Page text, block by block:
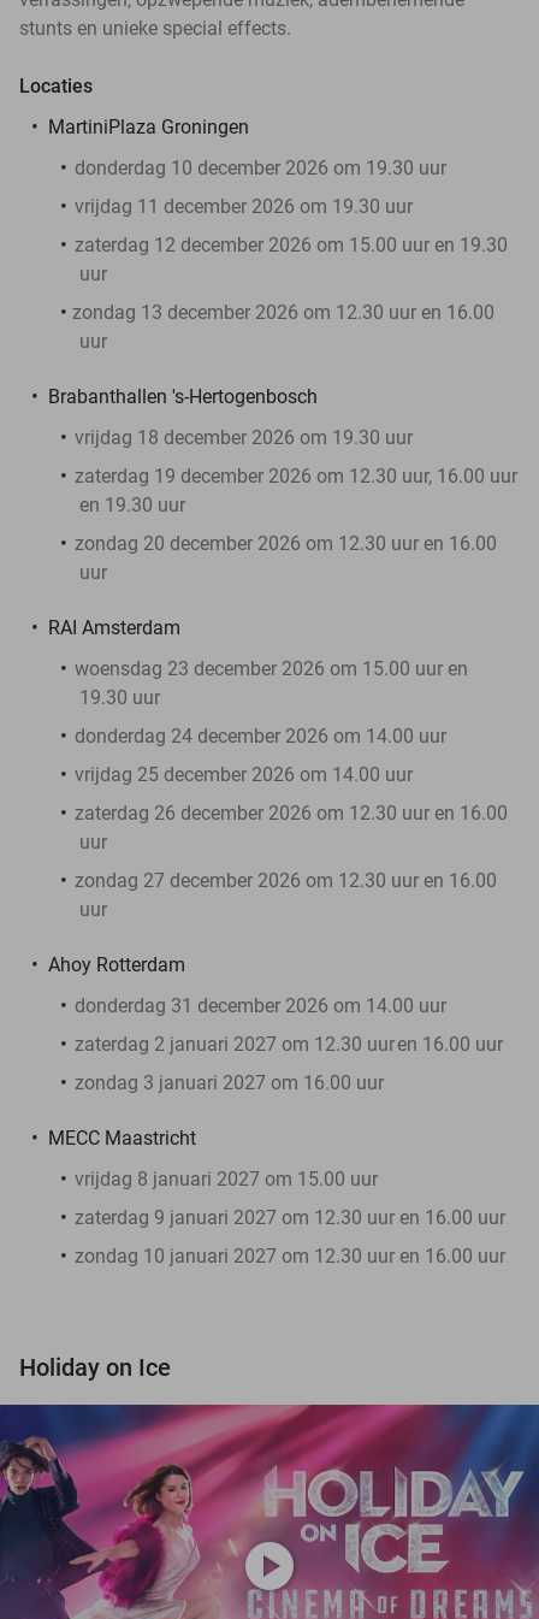
stunts en unieke special effects.
Locaties
MartiniPlaza Groningen
donderdag 10 december 2026 om 19.30 uur
vrijdag 11 december 2026 om 19.30 uur
zaterdag 12 december 2026 om 15.00 uur en 19.30
uur
zondag 13 december 2026 om 12.30 uur en 16.00
uur
Brabanthallen 's-Hertogenbosch
vrijdag 18 december 2026 om 19.30 uur
zaterdag 19 december 2026 om 12.30 uur, 16.00 uur
en 19.30 uur
zondag 20 december 2026 om 12.30 uur en 16.00
uur
RAI Amsterdam
woensdag 23 december 2026 om 15.00 uur en
19.30 uur
donderdag 24 december 2026 om 14.00 uur
vrijdag 25 december 2026 om 14.00 uur
zaterdag 26 december 2026 om 12.30 uur en 16.00
uur
zondag 27 december 2026 om 12.30 uur en 16.00
uur
Ahoy Rotterdam
donderdag 31 december 2026 om 14.00 uur
zaterdag 2 januari 2027 om 12.30 uuren 16.00 uur
zondag 3 januari 2027 om 16.00 uur
MECC Maastricht
vrijdag 8 januari 2027 om 15.00 uur
zaterdag 9 januari 2027 om 12.30 uur en 16.00 uur
zondag 10 januari 2027 om 12.30 uur en 16.00 uur
Holiday on Ice
play_circle